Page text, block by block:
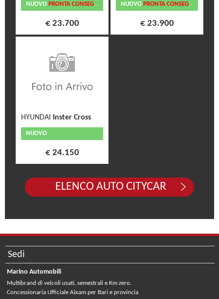
NUOVO PRONTA CONSEGNA
€ 23.700
NUOVO PRONTA CONSEGNA
€ 23.900
HYUNDAI Inster Cross
NUOVO
€ 24.150
ELENCO AUTO CITYCAR
Sedi
Marino Automobili
Multibrand di veicoli usati, semestrali e Km zero.
Concessionaria Ufficiale Aixam per Bari e provincia